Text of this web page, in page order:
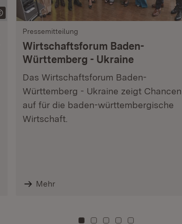
Pressemitteilung
Wirtschaftsforum Baden-
Württemberg - Ukraine
Das Wirtschaftsforum Baden-
Württemberg - Ukraine zeigt Chancen
auf für die baden-württembergische
Wirtschaft.
Mehr